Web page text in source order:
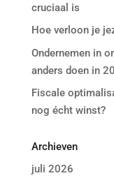
cruciaal is
Hoe verloon je
Ondernemen in
anders doen in
Fiscale
nog écht winst?
Archieven
juli 2026